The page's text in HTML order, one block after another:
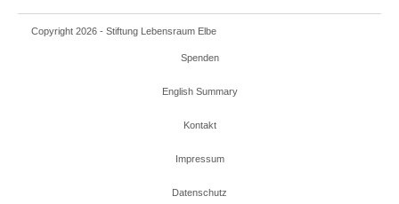
Copyright 2026 - Stiftung Lebensraum Elbe
Spenden
English Summary
Kontakt
Impressum
Datenschutz